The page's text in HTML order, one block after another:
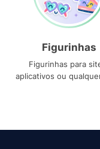
Figurinhas
Figurinhas para
aplicativos ou